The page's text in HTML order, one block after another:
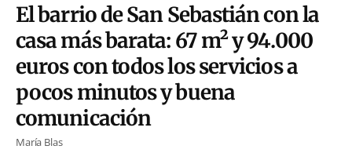
El barrio de San Sebastián con la
casa más barata: 67 m² y 94.000
euros con todos los servicios a
pocos minutos y buena
comunicación
María Blas